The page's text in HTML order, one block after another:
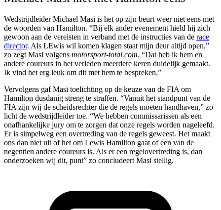
Wedstrijdleider Michael Masi is het op zijn beurt weer niet eens met
de woorden van Hamilton. “Bij elk ander evenement hield hij zich
gewoon aan de vereisten in verband met de instructies van de race
director. Als LEwis wil komen klagen staat mijn deur altijd open,”
zo zegt Masi volgens motorsport-total.com. “Dat heb ik hem en
andere coureurs in het verleden meerdere keren duidelijk gemaakt.
Ik vind het erg leuk om dit met hem te bespreken.”
Vervolgens gaf Masi toelichting op de keuze van de FIA om
Hamilton dusdanig streng te straffen. “Vanuit het standpunt van de
FIA zijn wij de scheidsrechter die de regels moeten handhaven,” zo
licht de wedstrijdleider toe. “We hebben commissarissen als een
onafhankelijke jury om te zorgen dat onze regels worden nageleefd.
Er is simpelweg een overtreding van de regels geweest. Het maakt
ons dan niet uit of het om Lewis Hamilton gaat of een van de
negentien andere coureurs is. Als er een regelovertreding is, dan
onderzoeken wij dit, punt” zo concludeert Masi stellig.